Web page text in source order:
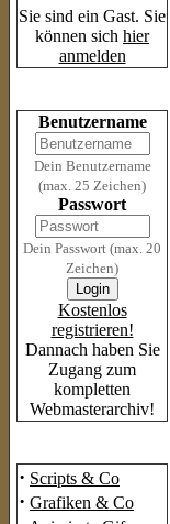
Sie sind ein Gast. Sie
können sich hier
anmelden
Benutzername
Dein Benutzername
(max. 25 Zeichen)
Passwort
Dein Passwort (max. 20
Zeichen)
Kostenlos
registrieren!
Dannach haben Sie
Zugang zum
kompletten
Webmasterarchiv!
· Scripts & Co
· Grafiken & Co